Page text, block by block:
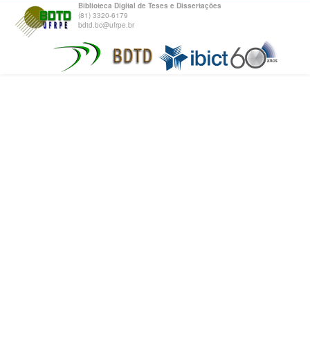
Biblioteca Digital de Teses e Dissertações
(81) 3320-6179
bdtd.bc@ufrpe.br